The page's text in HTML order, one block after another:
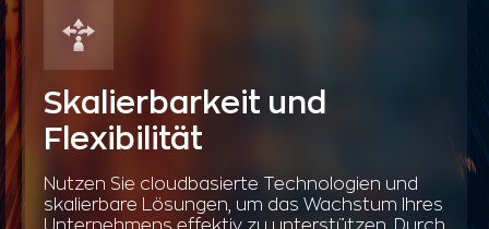
Skalierbarkeit und
Flexibilität
Nutzen Sie cloudbasierte Technologien und
skalierbare Lösungen, um das Wachstum Ihres